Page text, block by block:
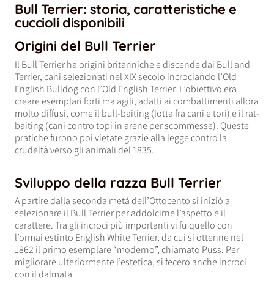
Bull Terrier: storia, caratteristiche e
cuccioli disponibili
Origini del Bull Terrier
Il Bull Terrier ha origini britanniche e discende dai Bull and
Terrier, cani selezionati nel XIX secolo incrociando l’Old
English Bulldog con l’Old English Terrier. L’obiettivo era
creare esemplari forti ma agili, adatti ai combattimenti allora
molto diffusi, come il bull-baiting (lotta fra cani e tori) e il rat-
baiting (cani contro topi in arene per scommesse). Queste
pratiche furono poi vietate grazie alla legge contro la
crudeltà verso gli animali del 1835.
Sviluppo della razza Bull Terrier
A partire dalla seconda metà dell’Ottocento si iniziò a
selezionare il Bull Terrier per addolcirne l’aspetto e il
carattere. Tra gli incroci più importanti vi fu quello con
l’ormai estinto English White Terrier, da cui si ottenne nel
1862 il primo esemplare “moderno”, chiamato Puss. Per
migliorare ulteriormente l’estetica, si fecero anche incroci
con il dalmata.